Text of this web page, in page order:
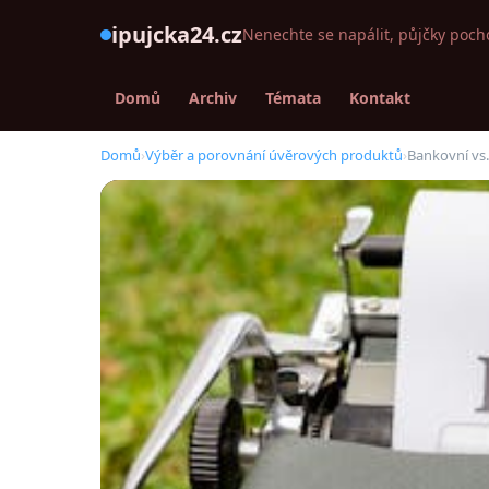
ipujcka24.czNenechte se napálit, půjčky
Domů Archiv Témata Kontakt
Domů›Výběr a porovnání úvěrových produktů›Bankovní